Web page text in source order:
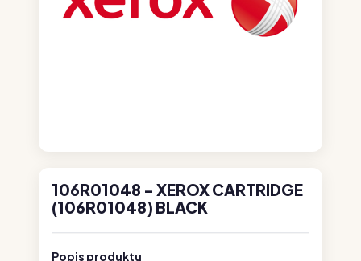
106R01048 - XEROX CARTRIDGE
(106R01048) BLACK
Popis produktu